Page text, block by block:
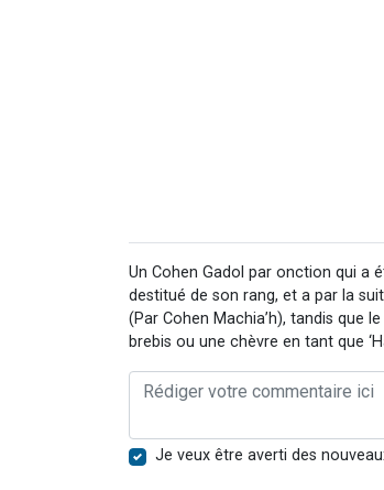
Un Cohen Gadol par onction qui a
destitué de son rang, et a par la
(Par Cohen Machia’h), tandis que
brebis ou une chèvre en tant que
Je veux être averti des